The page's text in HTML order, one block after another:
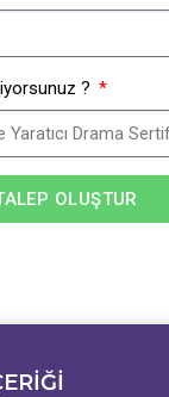
?
OLUŞTUR